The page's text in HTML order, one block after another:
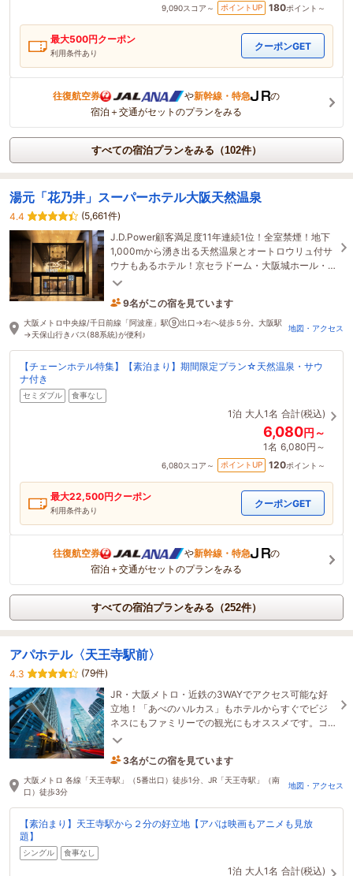
9,090スコア～ ポイントUP 180ポイント～
最大500円クーポン
利用条件あり
クーポンGET
往復航空券 や新幹線・特急
の
宿泊＋交通がセットのプランをみる
すべての宿泊プランをみる（102件）
湯元「花乃井」スーパーホテル大阪天然温泉
4.4
(5,661件)
J.D.Power顧客満足度11年連続1位！全室禁煙！地下
1,000mから湧き出る天然温泉とオートロウリュ付サ
ウナもあるホテル！京セラドーム・大阪城ホール・
梅田・なんば等へも約20分ほどでアクセス可能♪
9名がこの宿を見ています
10分前に予約されました
大阪メトロ中央線/千日前線「阿波座」駅⑨出口→右へ徒歩５分。大阪駅
→天保山行きバス(88系統)が便利♪
地図・アクセス
【チェーンホテル特集】【素泊まり】期間限定プラン☆天然温泉・サウ
ナ付き
セミダブル 食事なし
1泊 大人1名 合計(税込)
6,080円～
1名 6,080円～
6,080スコア～ ポイントUP 120ポイント～
最大22,500円クーポン
利用条件あり
クーポンGET
往復航空券 や新幹線・特急
の
宿泊＋交通がセットのプランをみる
すべての宿泊プランをみる（252件）
アパホテル〈天王寺駅前〉
4.3
(79件)
JR・大阪メトロ・近鉄の3WAYでアクセス可能な好
立地！「あべのハルカス」もホテルからすぐでビジ
ネスにもファミリーでの観光にもオススメです。コ
ネクトルームは最大4名様までご利用可能！
3名がこの宿を見ています
20分前に予約されました
大阪メトロ 各線「天王寺駅」（5番出口）徒歩1分、JR「天王寺駅」（南
口）徒歩3分
地図・アクセス
【素泊まり】天王寺駅から２分の好立地【アパは映画もアニメも見放
題】
シングル 食事なし
1泊 大人1名 合計(税込)